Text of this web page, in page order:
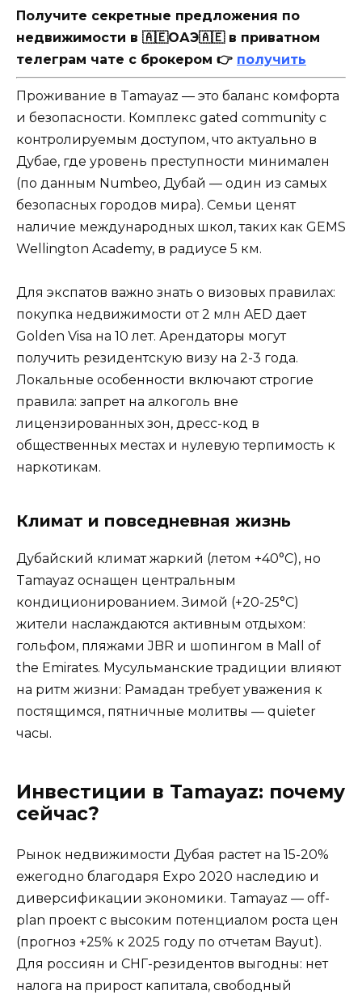
Получите секретные предложения по
недвижимости в 🇦🇪ОАЭ🇦🇪 в приватном
телеграм чате с брокером 👉 получить
Проживание в Tamayaz — это баланс комфорта
и безопасности. Комплекс gated community с
контролируемым доступом, что актуально в
Дубае, где уровень преступности минимален
(по данным Numbeo, Дубай — один из самых
безопасных городов мира). Семьи ценят
наличие международных школ, таких как GEMS
Wellington Academy, в радиусе 5 км.
Для экспатов важно знать о визовых правилах:
покупка недвижимости от 2 млн AED дает
Golden Visa на 10 лет. Арендаторы могут
получить резидентскую визу на 2-3 года.
Локальные особенности включают строгие
правила: запрет на алкоголь вне
лицензированных зон, дресс-код в
общественных местах и нулевую терпимость к
наркотикам.
Климат и повседневная жизнь
Дубайский климат жаркий (летом +40°C), но
Tamayaz оснащен центральным
кондиционированием. Зимой (+20-25°C)
жители наслаждаются активным отдыхом:
гольфом, пляжами JBR и шопингом в Mall of
the Emirates. Мусульманские традиции влияют
на ритм жизни: Рамадан требует уважения к
постящимся, пятничные молитвы — quieter
часы.
Инвестиции в Tamayaz: почему
сейчас?
Рынок недвижимости Дубая растет на 15-20%
ежегодно благодаря Expo 2020 наследию и
диверсификации экономики. Tamayaz — off-
plan проект с высоким потенциалом роста цен
(прогноз +25% к 2025 году по отчетам Bayut).
Для россиян и СНГ-резидентов выгодны: нет
налога на прирост капитала, свободный